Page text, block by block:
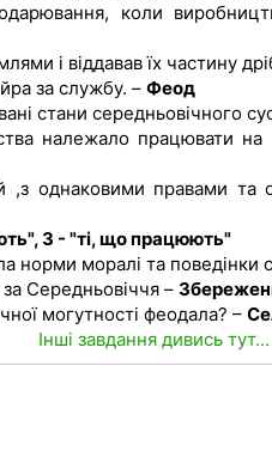
коли
і віддавав їх частину
за службу. – Феод
стани середньовічного
належало працювати
,з однаковими правами
3 - "ті, що працюють"
норми моралі та поведінки
Середньовіччя –
могутності феодала? –
Інші завдання дивись тут...